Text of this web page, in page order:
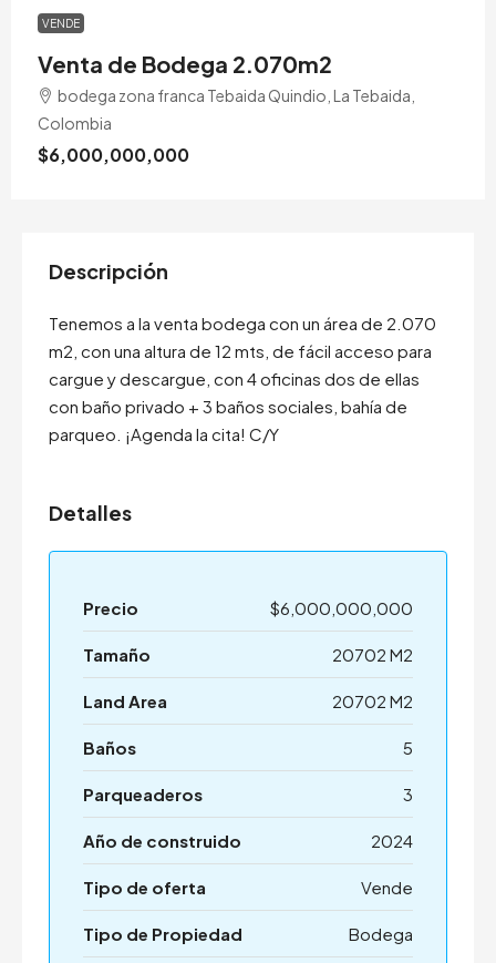
VENDE
Venta de Bodega 2.070m2
bodega zona franca Tebaida Quindio, La Tebaida,
Colombia
$6,000,000,000
Descripción
Tenemos a la venta bodega con un área de 2.070
m2, con una altura de 12 mts, de fácil acceso para
cargue y descargue, con 4 oficinas dos de ellas
con baño privado + 3 baños sociales, bahía de
parqueo. ¡Agenda la cita! C/Y
Detalles
Precio $6,000,000,000
Tamaño 20702 M2
Land Area 20702 M2
Baños 5
Parqueaderos 3
Año de construido 2024
Tipo de oferta Vende
Tipo de Propiedad Bodega